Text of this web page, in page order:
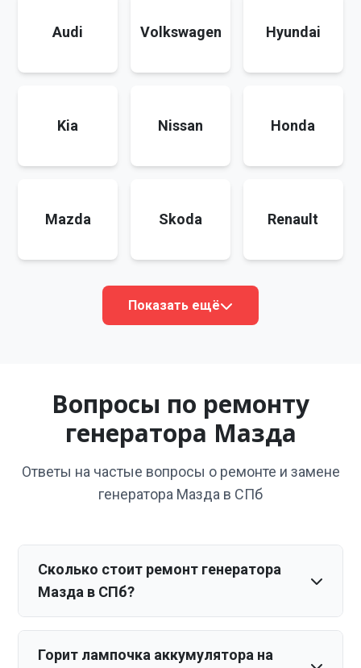
Audi Volkswagen Hyundai
Kia Nissan Honda
Mazda Skoda Renault
Показать ещё
Вопросы по ремонту
генератора Мазда
Ответы на частые вопросы о ремонте и замене
генератора Мазда в СПб
Сколько стоит ремонт генератора
Мазда в СПб?
Горит лампочка аккумулятора на